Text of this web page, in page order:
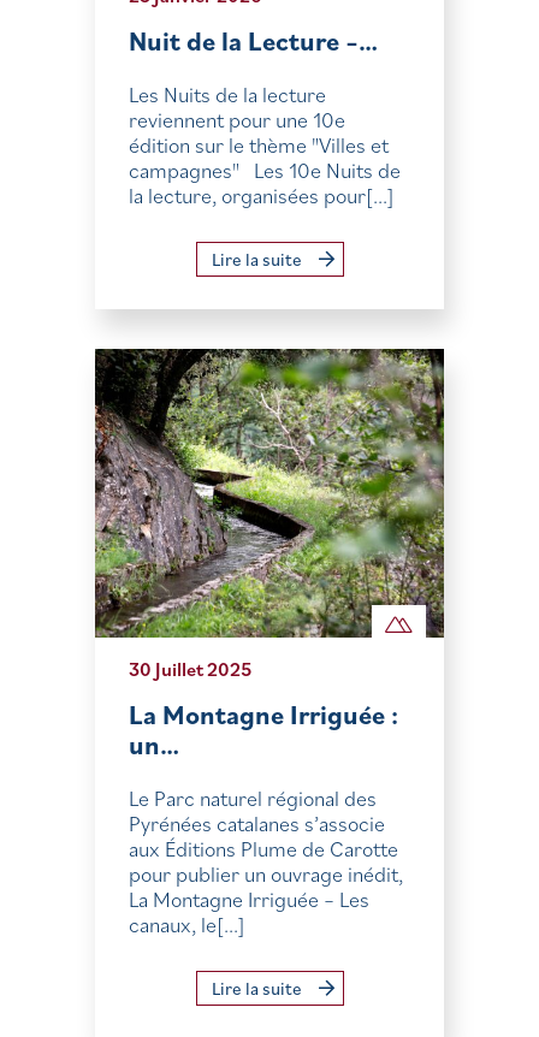
Nuit de la Lecture –…
Les Nuits de la lecture
reviennent pour une 10e
édition sur le thème "Villes et
campagnes" Les 10e Nuits de
la lecture, organisées pour[...]
Lire la suite
30 Juillet 2025
La Montagne Irriguée :
un…
Le Parc naturel régional des
Pyrénées catalanes s’associe
aux Éditions Plume de Carotte
pour publier un ouvrage inédit,
La Montagne Irriguée – Les
canaux, le[...]
Lire la suite